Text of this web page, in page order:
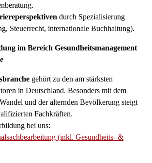
durch Spezialisierung
Steuerrecht, internationale Buchhaltung).
im Bereich Gesundheitsmanagement
gehört zu den am stärksten
in Deutschland. Besonders mit dem
und der alternden Bevölkerung steigt
Fachkräften.
bei uns:
(inkl. Gesundheits- &